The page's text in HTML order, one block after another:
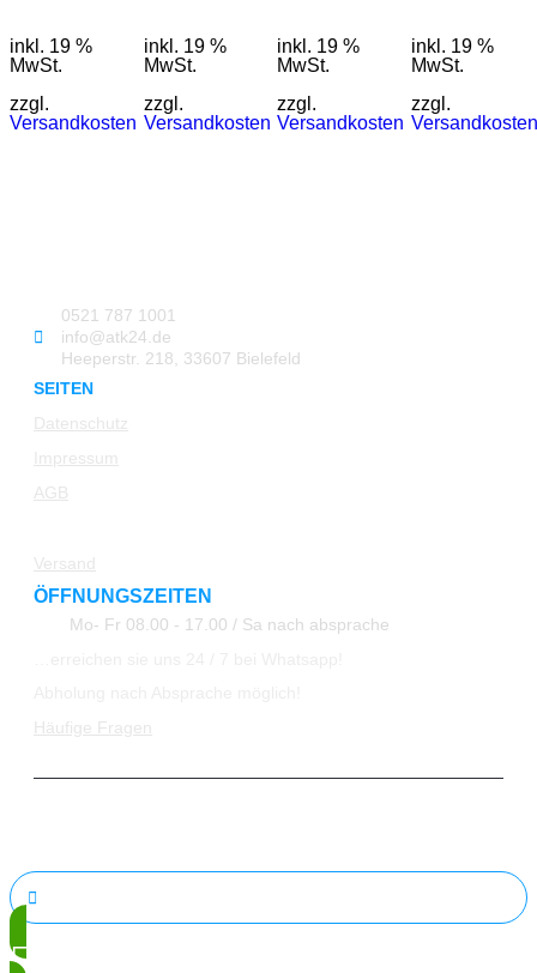
inkl. 19 %
MwSt.
zzgl.
Versandkosten
inkl. 19 %
MwSt.
zzgl.
Versandkosten
inkl. 19 %
MwSt.
zzgl.
Versandkosten
inkl. 19 %
MwSt.
zzgl.
Versandkosten
0521 787 1001
info@atk24.de
Heeperstr. 218, 33607 Bielefeld
SEITEN
Datenschutz
Impressum
AGB
Versand
ÖFFNUNGSZEITEN
Mo- Fr 08.00 - 17.00 / Sa nach absprache
Häufige Fragen